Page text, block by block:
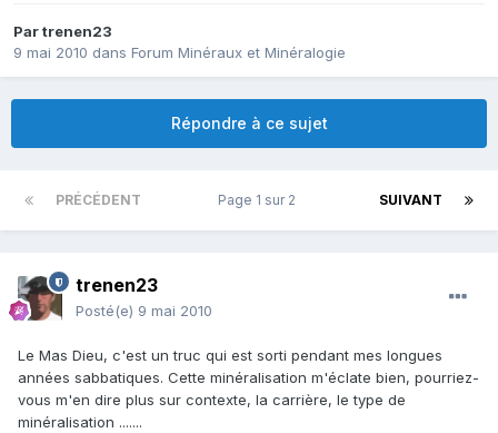
Partrenen23
9 mai 2010 dans Forum Minéraux et Minéralogie
Répondre à ce sujet
PRÉCÉDENT SUIVANT
Page 1 sur 2
trenen23
Posté(e) 9 mai 2010
Le Mas Dieu, c'est un truc qui est sorti pendant mes longues
années sabbatiques. Cette minéralisation m'éclate bien, pourriez-
vous m'en dire plus sur contexte, la carrière, le type de
minéralisation .......